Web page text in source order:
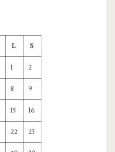
L S
1 2
8 9
15 16
22 23